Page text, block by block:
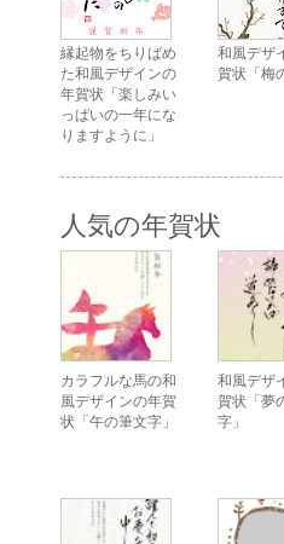
縁起物をちりばめ
た和風デザインの
年賀状「楽しみい
っぱいの一年にな
りますように」
和風デザ
賀状「梅
人気の年賀状
カラフルな馬の和
風デザインの年賀
状「午の筆文字」
和風デザ
賀状「夢
字」